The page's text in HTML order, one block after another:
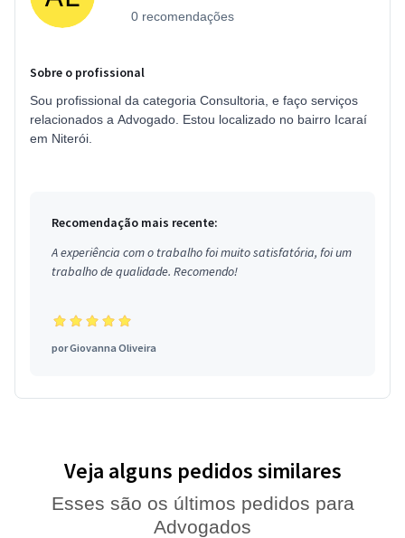
0 recomendações
Sobre o profissional
Sou profissional da categoria Consultoria, e faço serviços
relacionados a Advogado. Estou localizado no bairro Icaraí
em Niterói.
Recomendação mais recente:
A experiência com o trabalho foi muito satisfatória, foi um
trabalho de qualidade. Recomendo!
porGiovanna Oliveira
Veja alguns pedidos similares
Esses são os últimos pedidos para
Advogados